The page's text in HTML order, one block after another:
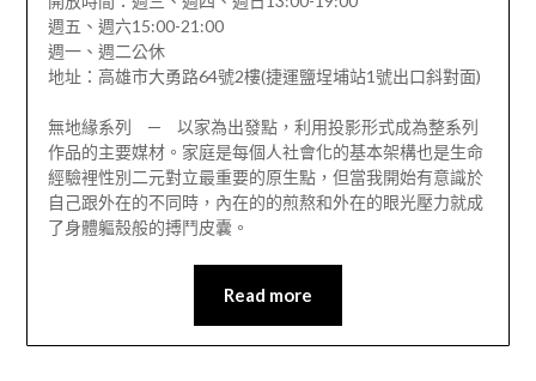
週五、週六15:00-21:00
週一、週二公休
地址：高雄市大勇路64號2樓(捷運鹽埕埔站1號出口斜對面)
無地緣系列 ─ 以家為出發點，利用投影形式成為整系列
作品的主要媒材。家庭是每個人社會化的基本架構也是生命
經驗裡性別二元對立最重要的原生點，但當我開始有意識於
自己跟外在的不同時，內在的的煎熬和外在的眼光壓力就成
了身體軀殼般的搏鬥皮囊。
Read more